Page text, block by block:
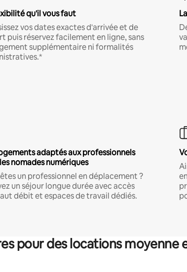
qu'il vous faut
vos dates exactes d'arrivée et de
puis réservez facilement en ligne, sans
supplémentaire ni formalités
adaptés aux professionnels
nomades numériques
un professionnel en déplacement ?
un séjour longue durée avec accès
débit et espaces de travail dédiés.
pour des locations moyenne